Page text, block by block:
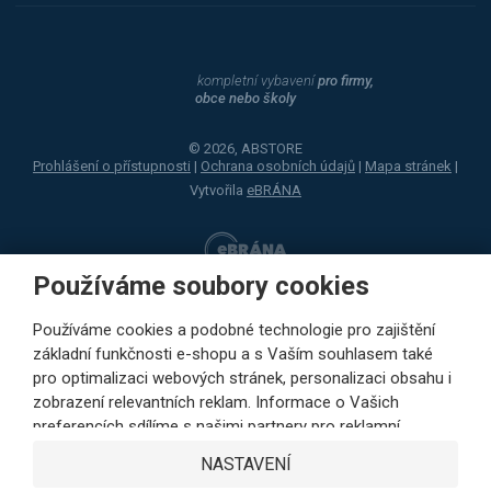
Používáme soubory cookies
Používáme cookies a podobné technologie pro zajištění
základní funkčnosti e-shopu a s Vaším souhlasem také
pro optimalizaci webových stránek, personalizaci obsahu i
zobrazení relevantních reklam. Informace o Vašich
preferencích sdílíme s našimi partnery pro reklamní,
sociální sítě i podrobné analýzy pouze s Vaším souhlasem.
Partneři mohou tyto údaje v rámci personalizace reklamy
NASTAVENÍ
kompletní vybavenípro firmy,
obce nebo školy
© 2026, ABSTORE
Prohlášení o přístupnosti | Ochrana osobních údajů | Mapa stránek |
Vytvořila eBRÁNA